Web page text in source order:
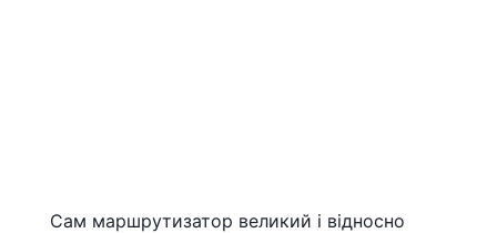
Сам маршрутизатор великий і відносно